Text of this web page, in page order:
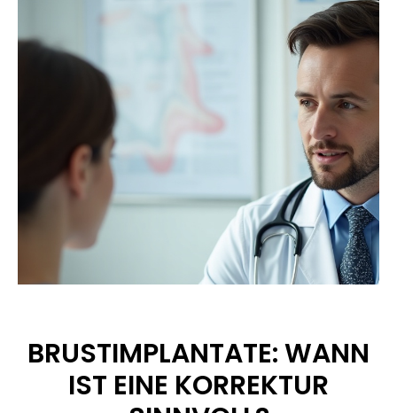
BRUSTIMPLANTATE: WANN
IST EINE KORREKTUR